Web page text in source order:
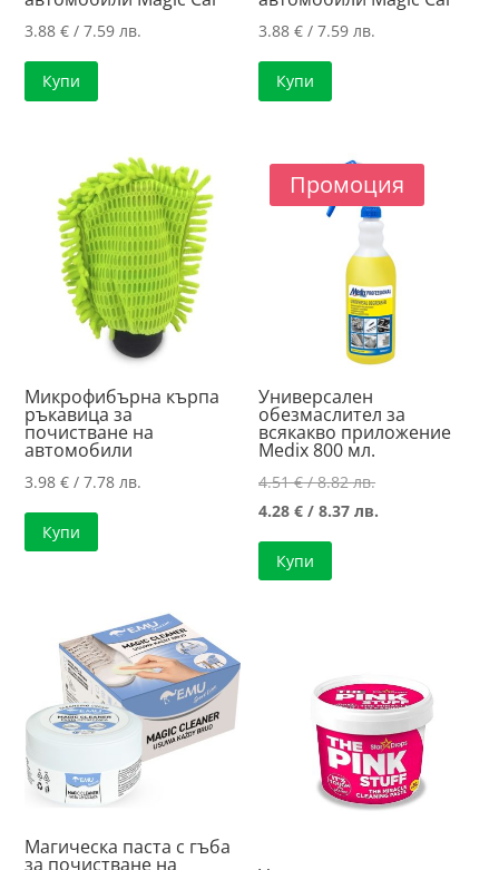
3.88€ / 7.59 лв.
Купи
3.88€ / 7.59 лв.
Купи
Микрофибърна кърпа
ръкавица за
почистване на
автомобили
3.98€ / 7.78 лв.
Купи
Промоция
Универсален
обезмаслител за
всякакво приложение
Medix 800 мл.
4.51€/ 8.82 лв.Original
price
4.28€ / 8.37 лв.
Купи
Магическа паста с гъба
за почистване на